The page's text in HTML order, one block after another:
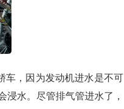
车，因为发动机进水是不可
水。尽管排气管进水了，